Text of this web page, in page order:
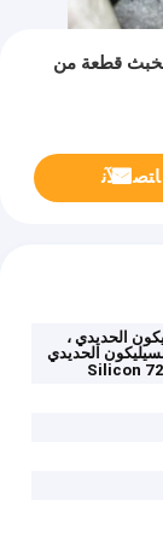
الخبث قطعة من
ﺎﺘﺼﻟ ﺍﻶﻧ
الحديدي ،
Silicon